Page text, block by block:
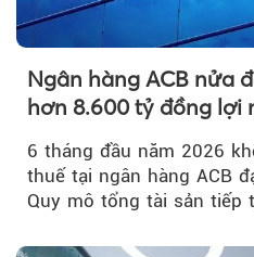
Ngân hàng ACB nửa
hơn 8.600 tỷ đồng lợi
6 tháng đầu năm 2026
thuế tại ngân hàng ACB
Quy mô tổng tài sản tiếp